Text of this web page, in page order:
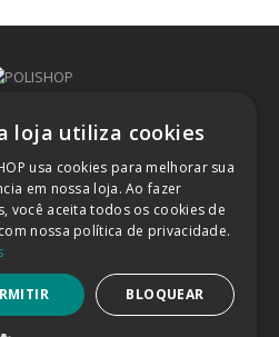
LTDA, inscrita no CNPJ/MF sob o nº
com sede na Rua Kanebo, nº 175,
SP, CEP: 13213-090
SEGURA (SAIBA MAIS)
NOSSO APP
loja utiliza cookies
usa cookies para melhorar sua
em nossa loja. Ao fazer
você aceita todos os cookies de
nossa política de privacidade.
BLOQUEAR